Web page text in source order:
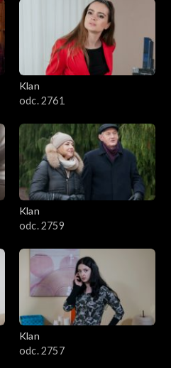
Klan
odc. 2761
Klan
odc. 2759
Klan
odc. 2757